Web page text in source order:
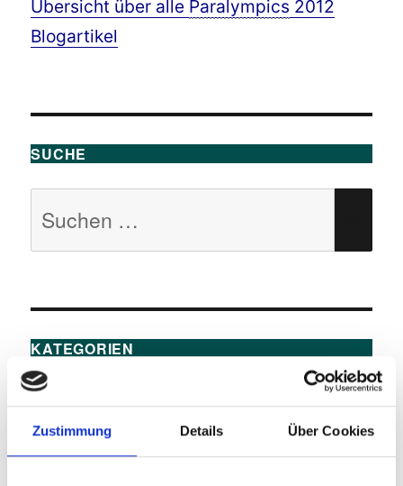
Zustimmung Details Über Cookies
Übersicht über alle Paralympics 2012
Blogartikel
SUCHE
nach:
KATEGORIEN
2 Barrierefreiheit, Accessibility(564)
1 Barrierefreies Webdesign(77)